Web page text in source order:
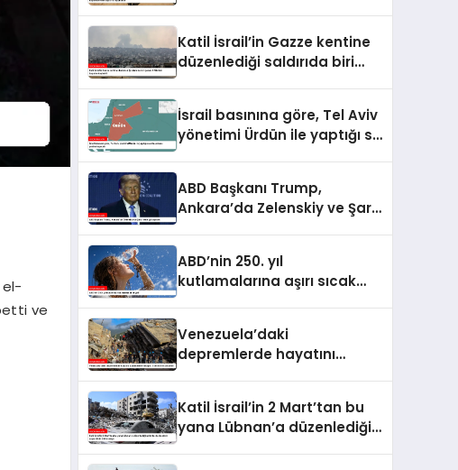
el-
ve
yükseldi
Katil İsrail’in Gazze kentine
düzenlediği saldırıda biri
İsrail basınına göre, Tel Aviv
yönetimi Ürdün ile yaptığı su
ABD Başkanı Trump,
Ankara’da Zelenskiy ve Şara
ABD’nin 250. yıl
kutlamalarına aşırı sıcak
Venezuela’daki
depremlerde hayatını
Katil İsrail’in 2 Mart’tan bu
yana Lübnan’a düzenlediği